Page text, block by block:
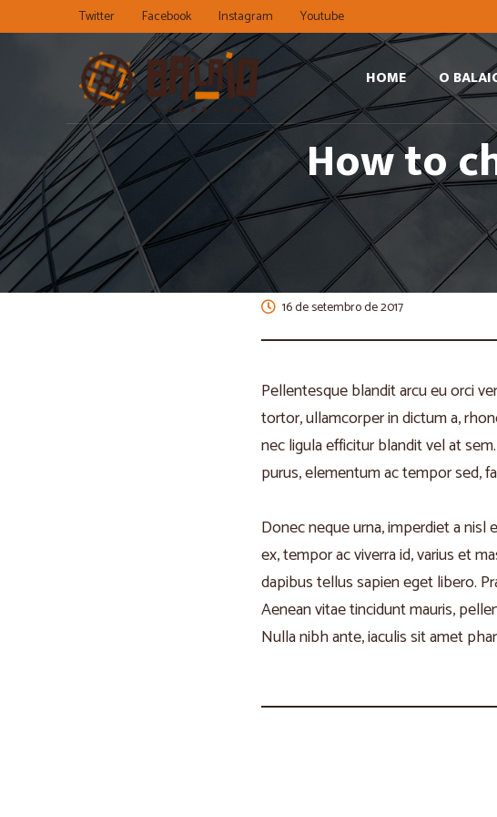
Twitter Facebook Instagram Youtube
HOME O
How to
16 de setembro de 2017
Pellentesque blandit arcu eu orci
tortor, ullamcorper in dictum a,
nec ligula efficitur blandit vel at
purus, elementum ac tempor sed,
Donec neque urna, imperdiet a nisl
ex, tempor ac viverra id, varius et
dapibus tellus sapien eget libero.
Aenean vitae tincidunt mauris,
Nulla nibh ante, iaculis sit amet